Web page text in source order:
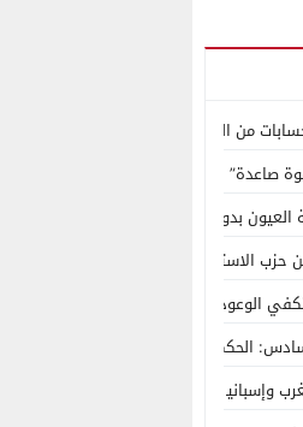
ضمن حملة رقمية منظمة حرّضت على اقتحام سبتة
صاعدة” في سوق المعادن الاستراتيجية
بدون ماء؟
الاستقلال على الكفاءة ويمنح الشباب
الوعود الفارغة لصناعة الواقع؟
الحكم الذاتي هو الأساس الوحيد لحل